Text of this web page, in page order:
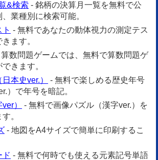
&検索 - 銘柄の決算月一覧を無料で公
業種別に検索可能。
- 無料であなたの動体視力の測定テス
ます。
算数問題ゲームでは、無料で算数問題ゲ
きます。
本史ver.）
- 無料で楽しめる歴史年号
）で年号を暗記。
）
- 無料で画像パズル（漢字ver.）を
。
- 地図をA4サイズで簡単に印刷するこ
ド - 無料で何時でも使える元素記号単語